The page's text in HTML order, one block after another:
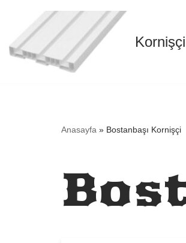
İçeriğe
geç
Kornişçi
Anasayfa » Bostanbaşı Kornişçi